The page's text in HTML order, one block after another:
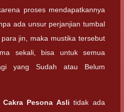
proses mendapatkannya
ada unsur perjanjian tumbal
jin, maka mustika tersebut
sekali, bisa untuk semua
yang Sudah atau Belum
Cakra Pesona Asli tidak ada